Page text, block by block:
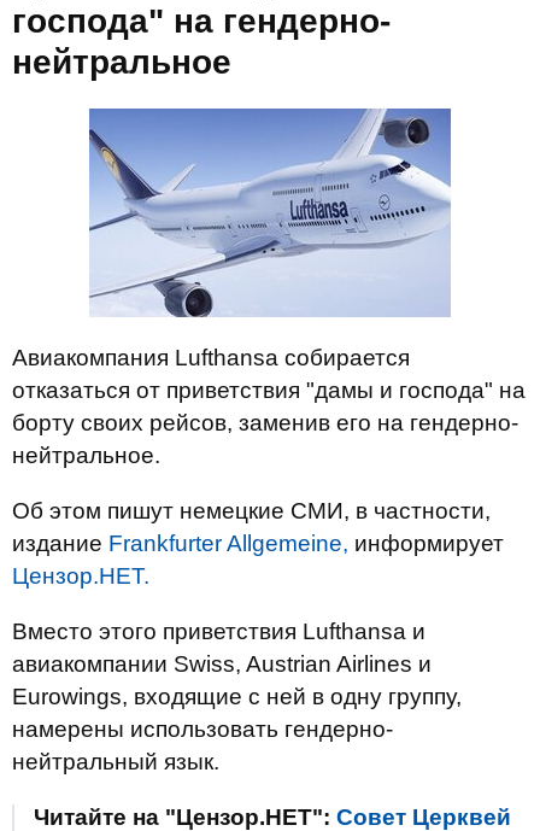
господа" на гендерно-
нейтральное
Авиакомпания Lufthansa собирается
отказаться от приветствия "дамы и господа" на
борту своих рейсов, заменив его на гендерно-
нейтральное.
Об этом пишут немецкие СМИ, в частности,
издание Frankfurter Allgemeine, информирует
Цензор.НЕТ.
Вместо этого приветствия Lufthansa и
авиакомпании Swiss, Austrian Airlines и
Eurowings, входящие с ней в одну группу,
намерены использовать гендерно-
нейтральный язык.
Читайте на "Цензор.НЕТ": Совет Церквей